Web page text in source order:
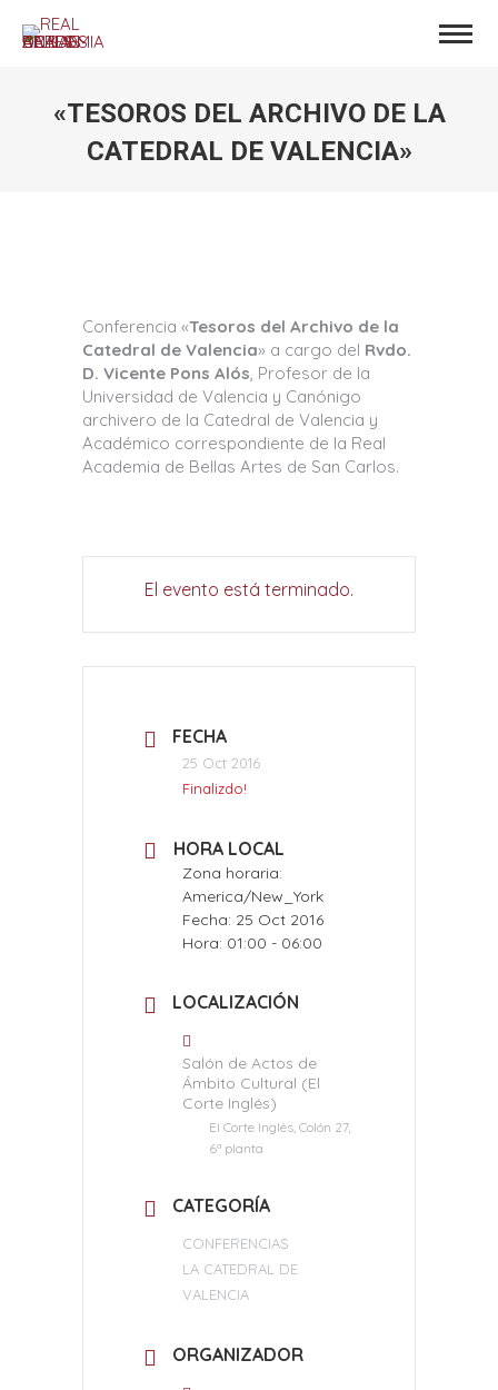
«TESOROS DEL ARCHIVO DE LA
CATEDRAL DE VALENCIA»
Conferencia «Tesoros del Archivo de la
Catedral de Valencia» a cargo del Rvdo.
D. Vicente Pons Alós, Profesor de la
Universidad de Valencia y Canónigo
archivero de la Catedral de Valencia y
Académico correspondiente de la Real
Academia de Bellas Artes de San Carlos.
El evento está terminado.
FECHA
25 Oct 2016
Finalizdo!
HORA LOCAL
Zona horaria:
America/New_York
Fecha: 25 Oct 2016
Hora: 01:00 - 06:00
LOCALIZACIÓN
Salón de Actos de
Ámbito Cultural (El
Corte Inglés)
El Corte Inglés, Colón 27,
6ª planta
CATEGORÍA
CONFERENCIAS
LA CATEDRAL DE
VALENCIA
ORGANIZADOR